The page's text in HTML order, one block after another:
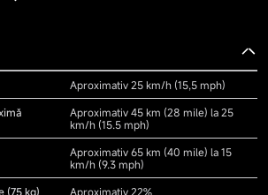
Aproximativ 25 km/h (15,5 mph)
Aproximativ 45 km (28 mile) la 25
km/h (15.5 mph)
Aproximativ 65 km (40 mile) la 15
km/h (9.3 mph)
(75 kg)
Aproximativ 22%